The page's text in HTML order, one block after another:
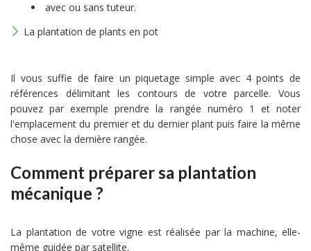
avec ou sans tuteur.
La plantation de plants en pot
Il vous suffie de faire un piquetage simple avec 4 points de
références délimitant les contours de votre parcelle. Vous
pouvez par exemple prendre la rangée numéro 1 et noter
l'emplacement du premier et du dernier plant puis faire la même
chose avec la dernière rangée.
Comment préparer sa plantation
mécanique ?
La plantation de votre vigne est réalisée par la machine, elle-
même guidée par satellite.